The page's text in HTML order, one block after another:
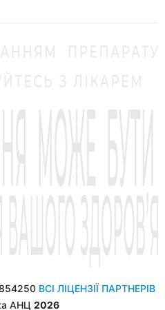
ВСІ ЛІЦЕНЗІЇ ПАРТНЕРІВ
АНЦ 2026